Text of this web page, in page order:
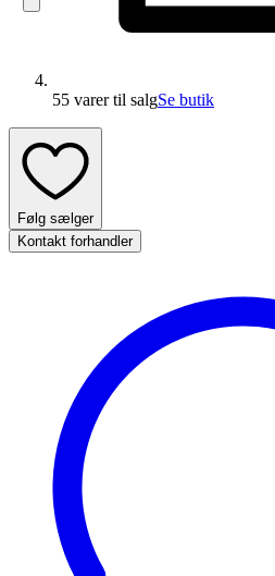
55 varertil salgSe butik
Følg sælger
Kontakt forhandler